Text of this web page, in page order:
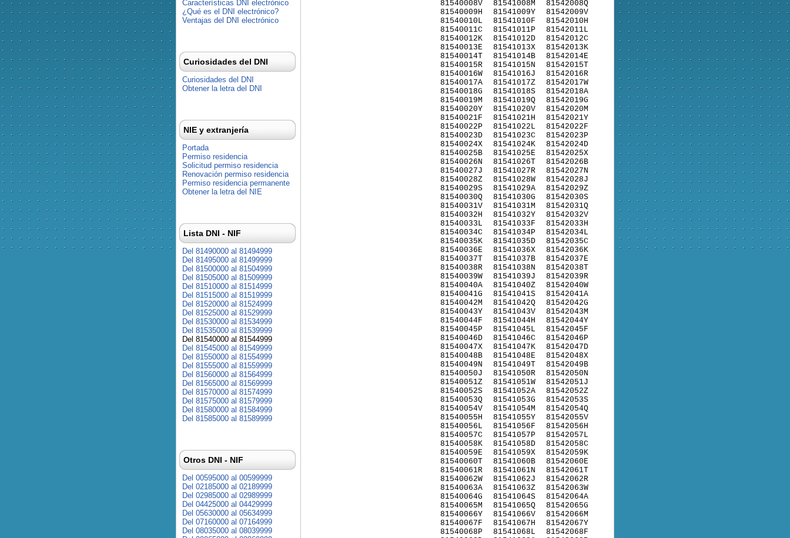
81540008V
81540009H
81540010L
81540011C
81540012K
81540013E
81540014T
81540015R
81540016W
81540017A
81540018G
81540019M
81540020Y
81540021F
81540022P
81540023D
81540024X
81540025B
81540026N
81540027J
81540028Z
81540029S
81540030Q
81540031V
81540032H
81540033L
81540034C
81540035K
81540036E
81540037T
81540038R
81540039W
81540040A
81540041G
81540042M
81540043Y
81540044F
81540045P
81540046D
81540047X
81540048B
81540049N
81540050J
81540051Z
81540052S
81540053Q
81540054V
81540055H
81540056L
81540057C
81540058K
81540059E
81540060T
81540061R
81540062W
81540063A
81540064G
81540065M
81540066Y
81540067F
81540068P
81541008M
81541009Y
81541010F
81541011P
81541012D
81541013X
81541014B
81541015N
81541016J
81541017Z
81541018S
81541019Q
81541020V
81541021H
81541022L
81541023C
81541024K
81541025E
81541026T
81541027R
81541028W
81541029A
81541030G
81541031M
81541032Y
81541033F
81541034P
81541035D
81541036X
81541037B
81541038N
81541039J
81541040Z
81541041S
81541042Q
81541043V
81541044H
81541045L
81541046C
81541047K
81541048E
81541049T
81541050R
81541051W
81541052A
81541053G
81541054M
81541055Y
81541056F
81541057P
81541058D
81541059X
81541060B
81541061N
81541062J
81541063Z
81541064S
81541065Q
81541066V
81541067H
81541068L
81542008Q
81542009V
81542010H
81542011L
81542012C
81542013K
81542014E
81542015T
81542016R
81542017W
81542018A
81542019G
81542020M
81542021Y
81542022F
81542023P
81542024D
81542025X
81542026B
81542027N
81542028J
81542029Z
81542030S
81542031Q
81542032V
81542033H
81542034L
81542035C
81542036K
81542037E
81542038T
81542039R
81542040W
81542041A
81542042G
81542043M
81542044Y
81542045F
81542046P
81542047D
81542048X
81542049B
81542050N
81542051J
81542052Z
81542053S
81542054Q
81542055V
81542056H
81542057L
81542058C
81542059K
81542060E
81542061T
81542062R
81542063W
81542064A
81542065G
81542066M
81542067Y
81542068F
Características DNI electrónico
¿Qué es el DNI electrónico?
Ventajas del DNI electrónico
Curiosidades del DNI
Curiosidades del DNI
Obtener la letra del DNI
NIE y extranjería
Portada
Permiso residencia
Solicitud permiso residencia
Renovación permiso residencia
Permiso residencia permanente
Obtener la letra del NIE
Lista DNI - NIF
Del 81490000 al 81494999
Del 81495000 al 81499999
Del 81500000 al 81504999
Del 81505000 al 81509999
Del 81510000 al 81514999
Del 81515000 al 81519999
Del 81520000 al 81524999
Del 81525000 al 81529999
Del 81530000 al 81534999
Del 81535000 al 81539999
Del 81540000 al 81544999
Del 81545000 al 81549999
Del 81550000 al 81554999
Del 81555000 al 81559999
Del 81560000 al 81564999
Del 81565000 al 81569999
Del 81570000 al 81574999
Del 81575000 al 81579999
Del 81580000 al 81584999
Del 81585000 al 81589999
Otros DNI - NIF
Del 00595000 al 00599999
Del 02185000 al 02189999
Del 02985000 al 02989999
Del 04425000 al 04429999
Del 05630000 al 05634999
Del 07160000 al 07164999
Del 08035000 al 08039999